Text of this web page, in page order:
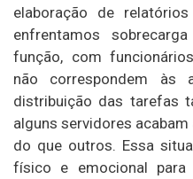
elaboração de
enfrentamos
função, com
não correspondem às
distribuição das tarefas
alguns servidores
do que outros. Essa
físico e emocional